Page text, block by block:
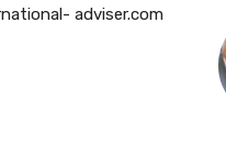
adviser.com